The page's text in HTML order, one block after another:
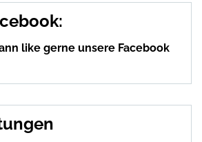
like gerne unsere Facebook